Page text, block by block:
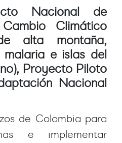
Nacional de
Climático
alta montaña,
e islas del
Proyecto Piloto
Nacional
de Colombia para
e implementar